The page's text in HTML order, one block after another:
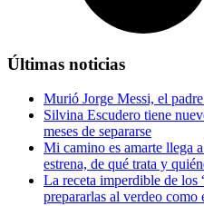
Últimas noticias
Murió Jorge Messi, el
Silvina Escudero tiene
meses de separarse
Mi camino es amarte llega
estrena, de qué trata y
La receta imperdible de los
prepararlas al verdeo como